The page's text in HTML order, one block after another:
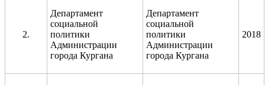
2.
Департамент
социальной
политики
Администрации
города Кургана
Департамент
социальной
политики
Администрации
города Кургана
2018